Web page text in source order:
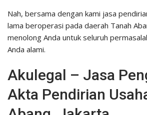
Nah, bersama dengan kami jasa
lama beroperasi pada daerah Tanah
menolong Anda untuk seluruh
Anda alami.
Akulegal – Jasa
Akta Pendirian